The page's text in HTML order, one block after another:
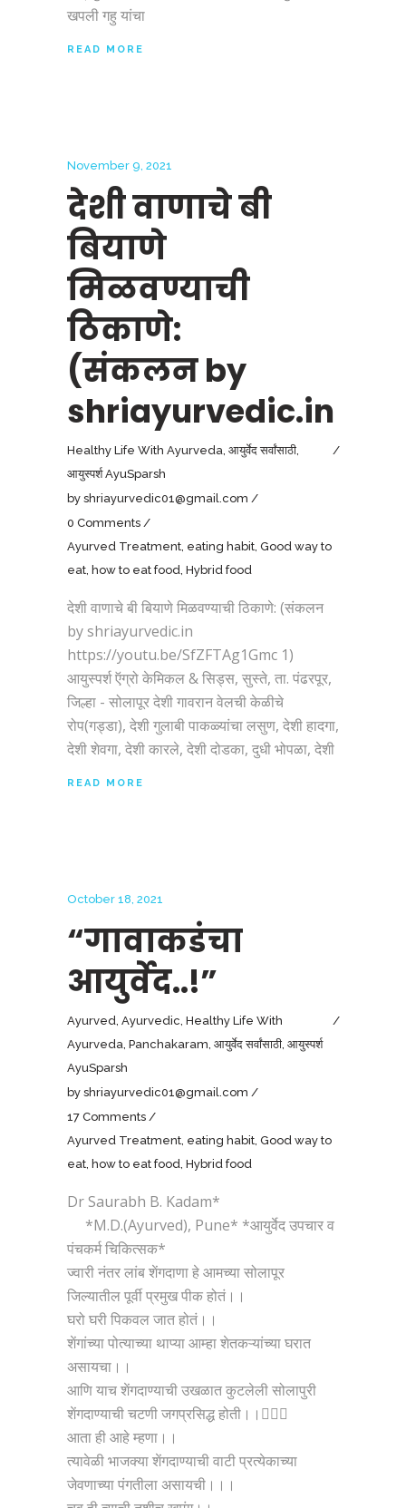
खपली गहु यांचा
READ MORE
November 9, 2021
देशी वाणाचे बी
बियाणे
मिळवण्याची
ठिकाणे:
(संकलन by
shriayurvedic.in
Healthy Life With Ayurveda, आयुर्वेद सर्वांसाठी,
आयुस्पर्श AyuSparsh
by shriayurvedic01@gmail.com
0 Comments
Ayurved Treatment, eating habit, Good way to
eat, how to eat food, Hybrid food
देशी वाणाचे बी बियाणे मिळवण्याची ठिकाणे: (संकलन
by shriayurvedic.in
https://youtu.be/SfZFTAg1Gmc 1)
आयुस्पर्श ऍग्रो केमिकल & सिड्स, सुस्ते, ता. पंढरपूर,
जिल्हा - सोलापूर देशी गावरान वेलची केळीचे
रोप(गड्डा), देशी गुलाबी पाकळ्यांचा लसुण, देशी हादगा,
देशी शेवगा, देशी कारले, देशी दोडका, दुधी भोपळा, देशी
READ MORE
October 18, 2021
“गावाकडंचा
आयुर्वेद..!”
Ayurved, Ayurvedic, Healthy Life With
Ayurveda, Panchakaram, आयुर्वेद सर्वांसाठी, आयुस्पर्श
AyuSparsh
by shriayurvedic01@gmail.com
17 Comments
Ayurved Treatment, eating habit, Good way to
eat, how to eat food, Hybrid food
Dr Saurabh B. Kadam*
*M.D.(Ayurved), Pune* *आयुर्वेद उपचार व
पंचकर्म चिकित्सक*
ज्वारी नंतर लांब शेंगदाणा हे आमच्या सोलापूर
जिल्यातील पूर्वी प्रमुख पीक होतं।।
घरो घरी पिकवल जात होतं।।
शेंगांच्या पोत्याच्या थाप्या आम्हा शेतकऱ्यांच्या घरात
असायचा।।
आणि याच शेंगदाण्याची उखळात कुटलेली सोलापुरी
शेंगदाण्याची चटणी जगप्रसिद्ध होती।।
आता ही आहे म्हणा।।
त्यावेळी भाजक्या शेंगदाण्याची वाटी प्रत्येकाच्या
जेवणाच्या पंगतीला असायची।।।